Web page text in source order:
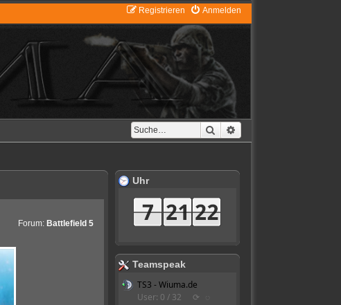
Anmelden
Registrieren
Suche
Forum: Battlefield 5
Uhr
Teamspeak
TS3 - Wiuma.de
User: 0 / 32
⟳